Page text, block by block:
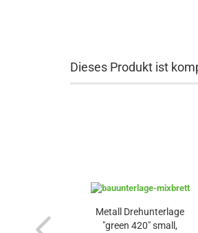
Dieses Produkt ist
Metall Drehunterlage
"green 420" small,